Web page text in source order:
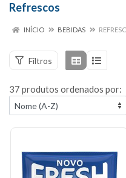
Refrescos
INÍCIO BEBIDAS
Filtros
37 produtos ordenados por: